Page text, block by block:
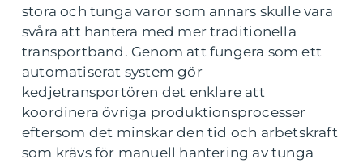
stora och tunga varor som annars skulle vara
svåra att hantera med mer traditionella
transportband. Genom att fungera som ett
automatiserat system gör
kedjetransportören det enklare att
koordinera övriga produktionsprocesser
eftersom det minskar den tid och arbetskraft
som krävs för manuell hantering av tunga